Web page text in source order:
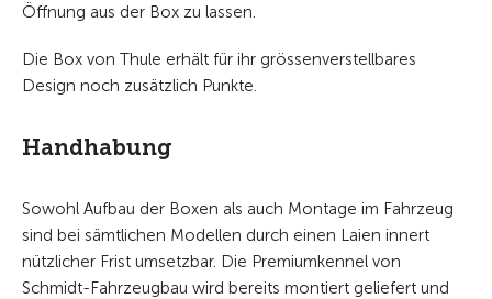
Öffnung aus der Box zu lassen.
Die Box von Thule erhält für ihr grössenverstellbares
Design noch zusätzlich Punkte.
Handhabung
Sowohl Aufbau der Boxen als auch Montage im Fahrzeug
sind bei sämtlichen Modellen durch einen Laien innert
nützlicher Frist umsetzbar. Die Premiumkennel von
Schmidt-Fahrzeugbau wird bereits montiert geliefert und